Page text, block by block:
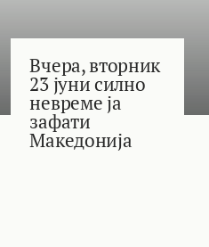
Вчера, вторник
23 јуни силно
невреме ја
зафати
Македонија